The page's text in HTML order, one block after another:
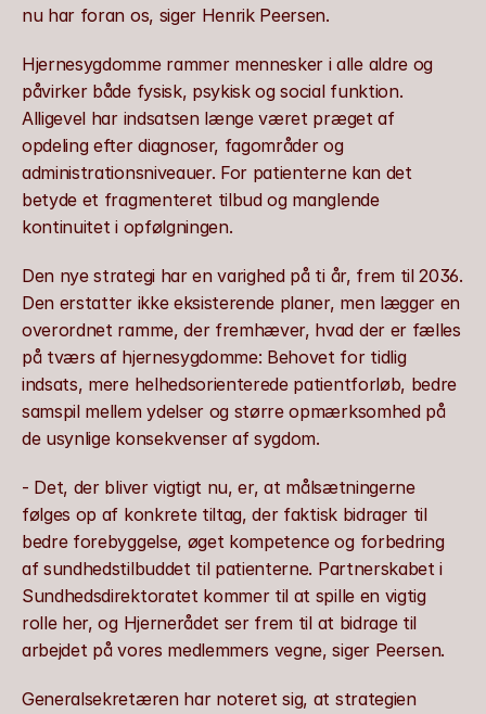
nu har foran os, siger Henrik Peersen.
Hjernesygdomme rammer mennesker i alle aldre og
påvirker både fysisk, psykisk og social funktion.
Alligevel har indsatsen længe været præget af
opdeling efter diagnoser, fagområder og
administrationsniveauer. For patienterne kan det
betyde et fragmenteret tilbud og manglende
kontinuitet i opfølgningen.
Den nye strategi har en varighed på ti år, frem til 2036.
Den erstatter ikke eksisterende planer, men lægger en
overordnet ramme, der fremhæver, hvad der er fælles
på tværs af hjernesygdomme: Behovet for tidlig
indsats, mere helhedsorienterede patientforløb, bedre
samspil mellem ydelser og større opmærksomhed på
de usynlige konsekvenser af sygdom.
- Det, der bliver vigtigt nu, er, at målsætningerne
følges op af konkrete tiltag, der faktisk bidrager til
bedre forebyggelse, øget kompetence og forbedring
af sundhedstilbuddet til patienterne. Partnerskabet i
Sundhedsdirektoratet kommer til at spille en vigtig
rolle her, og Hjernerådet ser frem til at bidrage til
arbejdet på vores medlemmers vegne, siger Peersen.
Generalsekretæren har noteret sig, at strategien